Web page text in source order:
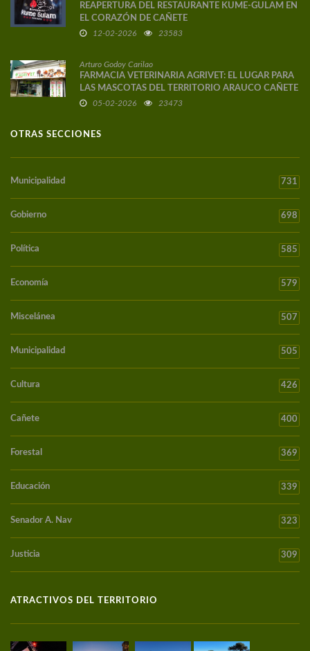
REAPERTURA DEL RESTAURANTE KUME-GULAM EN
EL CORAZÓN DE CAÑETE
12-02-2026 23583
Arturo Godoy Carilao
FARMACIA VETERINARIA AGRIVET: EL LUGAR PARA
LAS MASCOTAS DEL TERRITORIO ARAUCO CAÑETE
05-02-2026 23473
OTRAS SECCIONES
Municipalidad 731
Gobierno 698
Política 585
Economía 579
Miscelánea 507
Municipalidad 505
Cultura 426
Cañete 400
Forestal 369
Educación 339
Senador A. Nav 323
Justicia 309
ATRACTIVOS DEL TERRITORIO